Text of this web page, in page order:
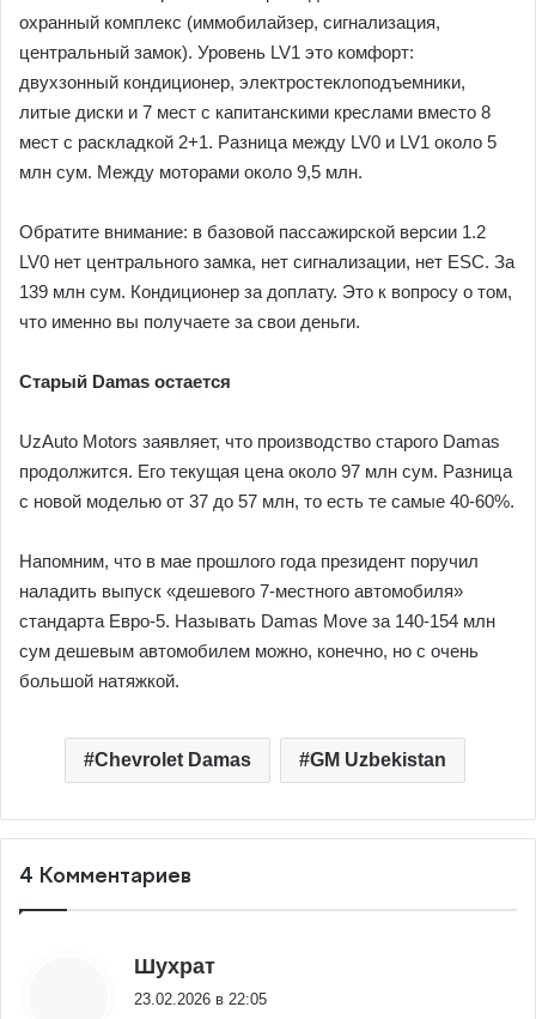
охранный комплекс (иммобилайзер, сигнализация,
центральный замок). Уровень LV1 это комфорт:
двухзонный кондиционер, электростеклоподъемники,
литые диски и 7 мест с капитанскими креслами вместо 8
мест с раскладкой 2+1. Разница между LV0 и LV1 около 5
млн сум. Между моторами около 9,5 млн.
Обратите внимание: в базовой пассажирской версии 1.2
LV0 нет центрального замка, нет сигнализации, нет ESC. За
139 млн сум. Кондиционер за доплату. Это к вопросу о том,
что именно вы получаете за свои деньги.
Старый Damas остается
UzAuto Motors заявляет, что производство старого Damas
продолжится. Его текущая цена около 97 млн сум. Разница
с новой моделью от 37 до 57 млн, то есть те самые 40-60%.
Напомним, что в мае прошлого года президент поручил
наладить выпуск «дешевого 7-местного автомобиля»
стандарта Евро-5. Называть Damas Move за 140-154 млн
сум дешевым автомобилем можно, конечно, но с очень
большой натяжкой.
Chevrolet Damas GM Uzbekistan
4 Комментариев
Шухрат
23.02.2026 в 22:05